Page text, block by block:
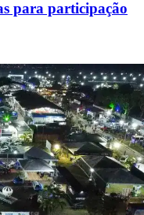
para participação